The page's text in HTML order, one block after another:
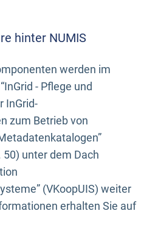
hinter NUMIS
werden im
- Pflege und
InGrid-
zum Betrieb von
50) unter dem Dach
(VKoopUIS) weiter
erhalten Sie auf